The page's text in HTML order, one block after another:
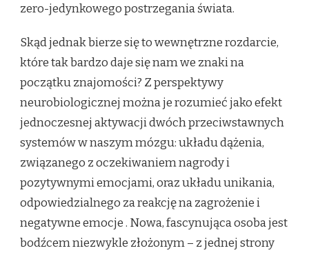
zero-jedynkowego postrzegania świata.
Skąd jednak bierze się to wewnętrzne rozdarcie,
które tak bardzo daje się nam we znaki na
początku znajomości? Z perspektywy
neurobiologicznej można je rozumieć jako efekt
jednoczesnej aktywacji dwóch przeciwstawnych
systemów w naszym mózgu: układu dążenia,
związanego z oczekiwaniem nagrody i
pozytywnymi emocjami, oraz układu unikania,
odpowiedzialnego za reakcję na zagrożenie i
negatywne emocje. Nowa, fascynująca osoba jest
bodźcem niezwykle złożonym – z jednej strony